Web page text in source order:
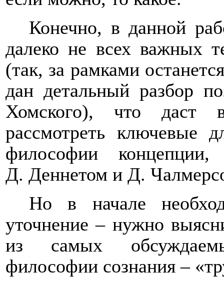
Конечно, в данной
далеко не всех важных
(так, за рамками
дан детальный разбор
Хомского), что даст
рассмотреть ключевые
философии
Д. Деннетом и Д.
Но в начале
уточнение – нужно
из самых
философии сознания –